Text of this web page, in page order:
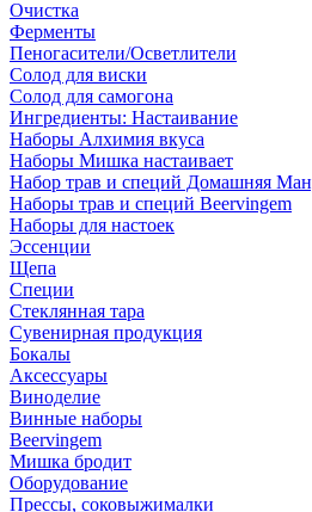
Очистка
Ферменты
Пеногасители/Осветлители
Солод для виски
Солод для самогона
Ингредиенты: Настаивание
Наборы Алхимия вкуса
Наборы Мишка настаивает
Набор трав и специй Домашняя
Наборы трав и специй Beervingem
Наборы для настоек
Эссенции
Щепа
Специи
Стеклянная тара
Сувенирная продукция
Бокалы
Аксессуары
Виноделие
Винные наборы
Beervingem
Мишка бродит
Оборудование
Прессы, соковыжималки